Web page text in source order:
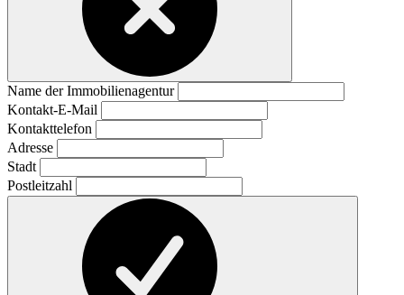
Name der Immobilienagentur
Kontakt-E-Mail
Kontakttelefon
Adresse
Stadt
Postleitzahl